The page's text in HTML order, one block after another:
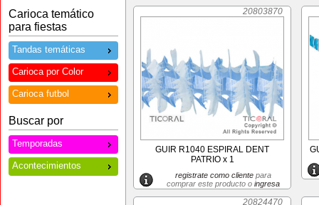
Carioca temático
para fiestas
Tandas temáticas
Carioca por Color
Carioca futbol
Buscar por
Temporadas
Acontecimientos
20803870
GUIR R1040 ESPIRAL DENT
PATRIO x 1
registrate como clientepara
comprar este producto o ingresa
20824470